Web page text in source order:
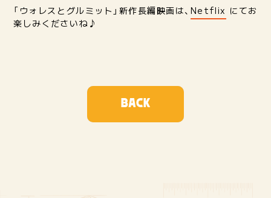
「ウォレスとグルミット」新作長編映画は、 Netflix にてお
楽しみくださいね♪
BACK